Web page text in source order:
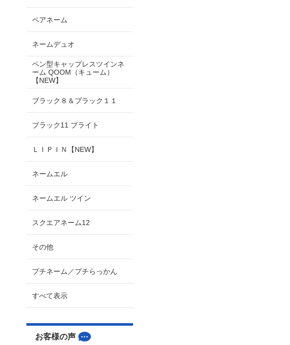
ペアネーム
ネームデュオ
ペン型キャップレスツインネ
ーム QOOM（キューム）
【NEW】
ブラック８＆ブラック１１
ブラック11 ブライト
ＬＩＰＩＮ【NEW】
ネームエル
ネームエル ツイン
スクエアネーム12
その他
プチネーム／プチらっかん
すべて表示
お客様の声